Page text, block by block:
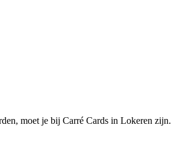
moet je bij Carré Cards in Lokeren zijn.